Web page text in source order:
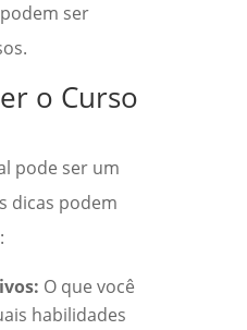
ser
o Curso
pode ser um
dicas podem
O que você
habilidades